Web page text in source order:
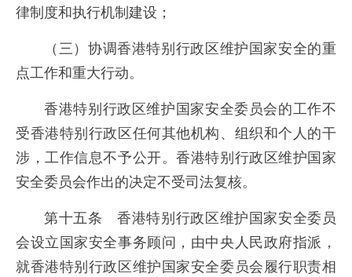
律制度和执行机制建设；
（三）协调香港特别行政区维护国家安全的重
点工作和重大行动。
香港特别行政区维护国家安全委员会的工作不
受香港特别行政区任何其他机构、组织和个人的干
涉，工作信息不予公开。香港特别行政区维护国家
安全委员会作出的决定不受司法复核。
第十五条 香港特别行政区维护国家安全委员
会设立国家安全事务顾问，由中央人民政府指派，
就香港特别行政区维护国家安全委员会履行职责相